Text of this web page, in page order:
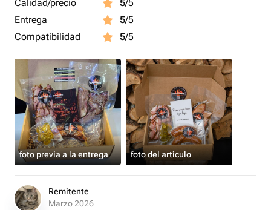
Calidad/precio
5/5
Entrega
5/5
Compatibilidad
5/5
foto previa a la entrega foto del artículo
Remitente
Marzo 2026